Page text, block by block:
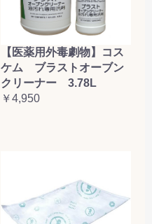
【医薬用外毒劇物】コス
ケム ブラストオーブン
クリーナー 3.78L
￥4,950